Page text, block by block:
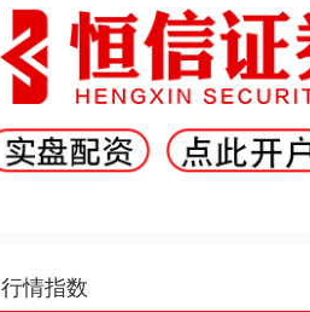
行情指数